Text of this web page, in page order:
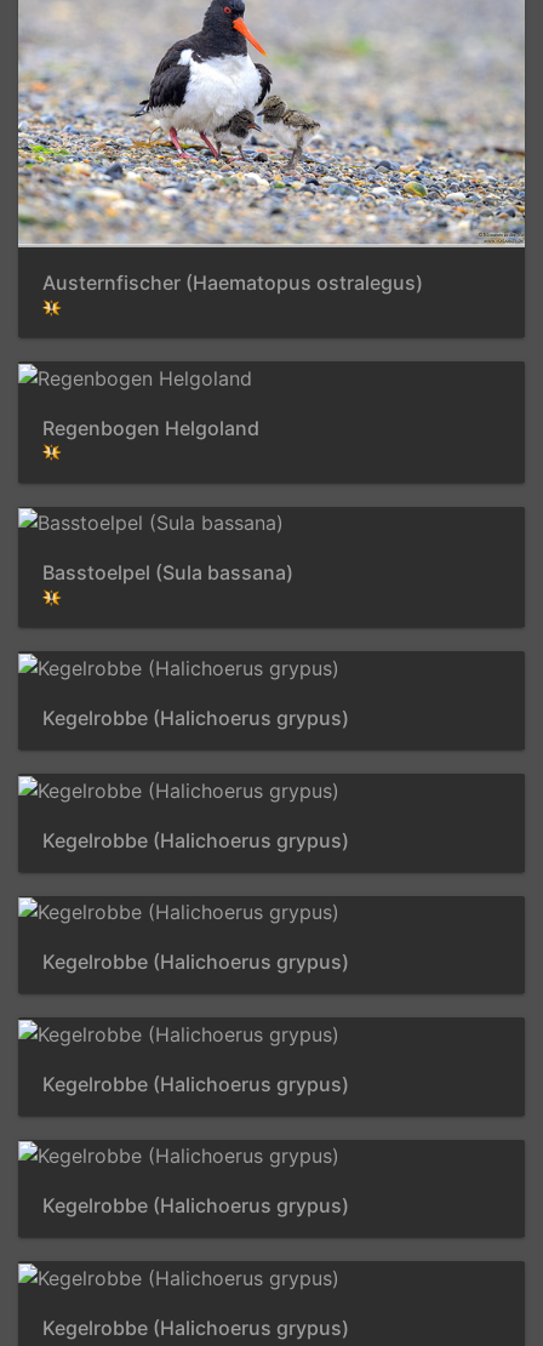
Austernfischer (Haematopus ostralegus)
Regenbogen Helgoland
Basstoelpel (Sula bassana)
Kegelrobbe (Halichoerus grypus)
Kegelrobbe (Halichoerus grypus)
Kegelrobbe (Halichoerus grypus)
Kegelrobbe (Halichoerus grypus)
Kegelrobbe (Halichoerus grypus)
Kegelrobbe (Halichoerus grypus)